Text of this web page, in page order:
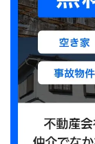
o
o
k